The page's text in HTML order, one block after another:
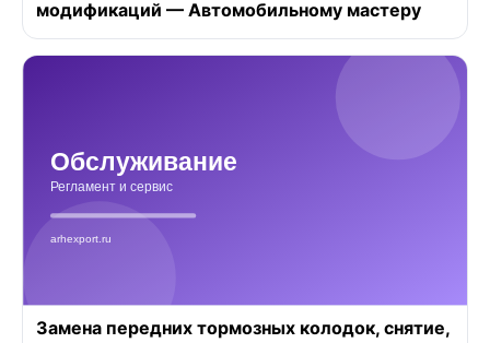
модификаций — Автомобильному мастеру
Замена передних тормозных колодок, снятие,